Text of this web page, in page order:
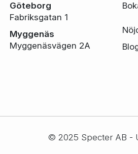
Göteborg
Fabriksgatan 1
Myggenäs
Myggenäsvägen 2A
© 2025 Specter AB -